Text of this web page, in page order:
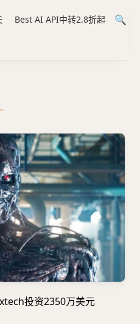
投资2350万美元
Best AI API中转2.8折起